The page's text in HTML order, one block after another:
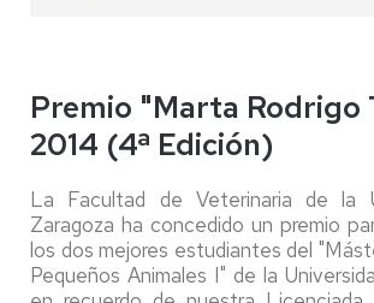
Premio "Marta Rodrigo
2014 (4ª Edición)
La Facultad de Veterinaria de la
Zaragoza ha concedido un premio
los dos mejores estudiantes del
Pequeños Animales I" de la